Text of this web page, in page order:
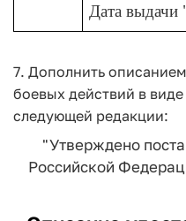
Дата
7. Дополнить
боевых действий в
следующей редакции:
"Утверждено
Российской